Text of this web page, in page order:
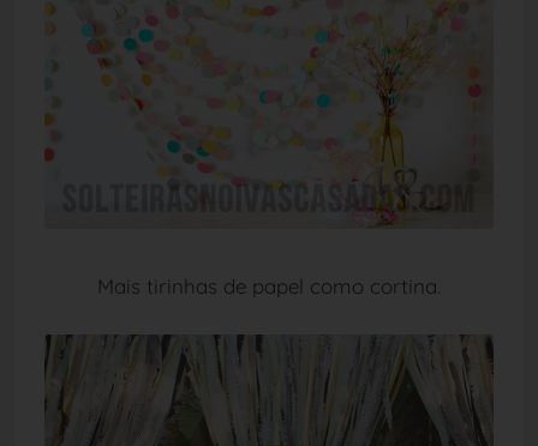
Mais tirinhas de papel como cortina.